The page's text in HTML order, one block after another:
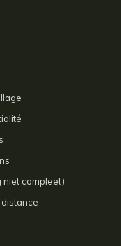
niet compleet)
distance